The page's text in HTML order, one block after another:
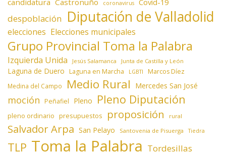
coronavirus
despoblación Diputación de Valladolid
elecciones Elecciones municipales
Grupo Provincial Toma la Palabra
Izquierda Unida Jesús Salamanca Junta de Castilla y León
Laguna de Duero Laguna en Marcha LGBTI Marcos Díez
Medina del Campo Medio Rural Mercedes San José
moción Peñafiel Pleno Pleno Diputación
pleno ordinario presupuestos proposición rural
Salvador Arpa San Pelayo Santovenia de Pisuerga Tiedra
TLP Toma la Palabra Tordesillas